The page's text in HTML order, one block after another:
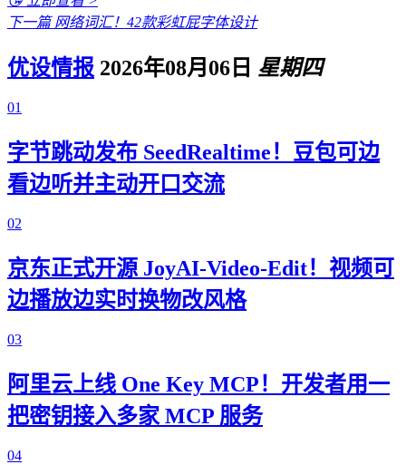
下一篇网络词汇！42款彩虹屁字体设计
优设情报 2026年08月06日 星期四
01
字节跳动发布 SeedRealtime！豆包可边
看边听并主动开口交流
02
京东正式开源 JoyAI-Video-Edit！视频可
边播放边实时换物改风格
03
阿里云上线 One Key MCP！开发者用一
把密钥接入多家 MCP 服务
04